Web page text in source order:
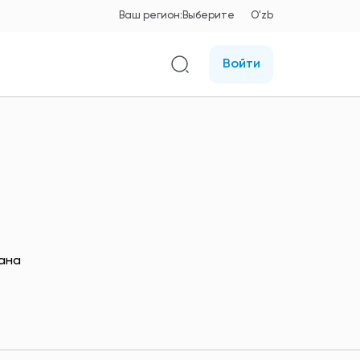
Ваш регион: Выберите O'zb
Войти